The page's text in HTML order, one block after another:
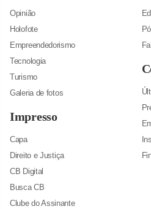
Opinião
Holofote
Empreendedorismo
Tecnologia
Turismo
Galeria de fotos
Impresso
Capa
Direito e Justiça
CB Digital
Busca CB
Clube do Assinante